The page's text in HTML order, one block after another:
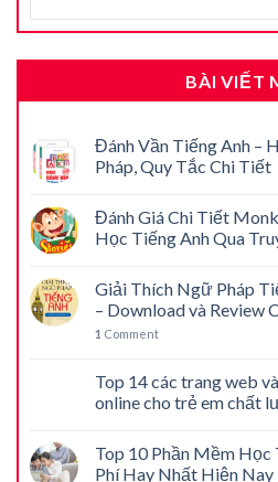
BÀI VIẾT
Đánh Vần Tiếng Anh –
Pháp, Quy Tắc Chi Tiết
Đánh Giá Chi Tiết
Học Tiếng Anh Qua
Giải Thích Ngữ Pháp
– Download và Review
1 Comment
Top 14 các trang web
online cho trẻ em chất
Top 10 Phần Mềm
Phí Hay Nhất Hiện Nay